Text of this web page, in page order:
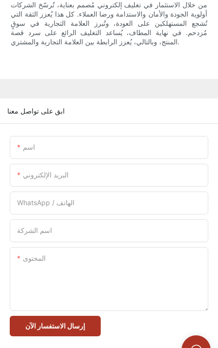
من خلال الاستثمار في تغليف إلكتروني مُصمم بعناية، تُرسّخ الشركات
أولوية الجودة والأمان والاستدامة ورضا العملاء. كل هذا يُعزز الثقة التي
تُشجع المستهلكين على العودة، وتُبرز العلامة التجارية في سوقٍ
مُزدحم. في نهاية المطاف، يُساعد التغليف الرائع على سرد قصة
المنتج، وبالتالي، يُعزز الرابطة بين العلامة التجارية والمشتري.
ابق على تواصل معنا
اسم
البريد الإلكتروني
WhatsApp / الهاتف
اسم الشركة
المحتوى
إرسال الاستفسار الآن